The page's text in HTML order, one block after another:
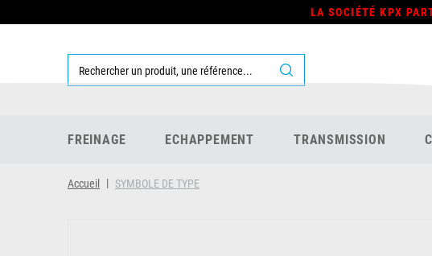
LA SOCIÉTÉ KPX
FREINAGE ECHAPPEMENT TRANSMISSION
Accueil SYMBOLE DE TYPE